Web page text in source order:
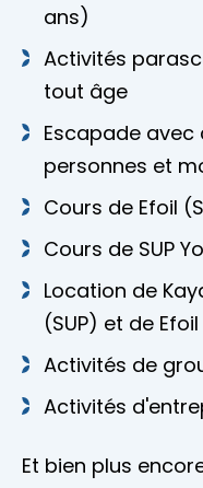
ans)
Activités
tout âge
Escapade
personnes et
Cours de Efoil
Cours de SUP
Location de
(SUP) et de Efoil
Activités de
Activités
Et bien plus